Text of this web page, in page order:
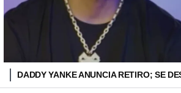
DADDY YANKE ANUNCIA RETIRO; SE